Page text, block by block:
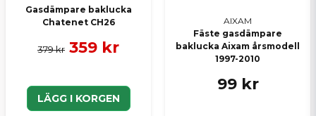
Gasdämpare baklucka
Chatenet CH26
379 kr 359 kr
LÄGG I KORGEN
AIXAM
Fäste gasdämpare
baklucka Aixam årsmodell
1997-2010
99 kr
Skicka en fråga